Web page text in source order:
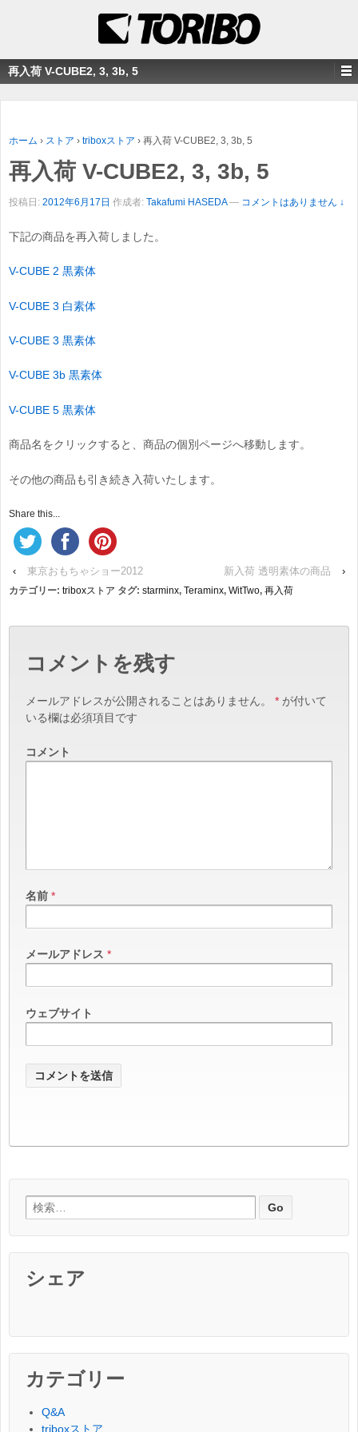
再入荷 V-CUBE2, 3, 3b, 5
ホーム › ストア › triboxストア › 再入荷 V-CUBE2, 3, 3b, 5
再入荷 V-CUBE2, 3, 3b, 5
投稿日: 2012年6月17日 作成者: Takafumi HASEDA — コメントはありません ↓
下記の商品を再入荷しました。
V-CUBE 2 黒素体
V-CUBE 3 白素体
V-CUBE 3 黒素体
V-CUBE 3b 黒素体
V-CUBE 5 黒素体
商品名をクリックすると、商品の個別ページへ移動します。
その他の商品も引き続き入荷いたします。
Share this...
‹ 東京おもちゃショー2012 新入荷 透明素体の商品 ›
カテゴリー: triboxストア タグ: starminx, Teraminx, WitTwo, 再入荷
コメントを残す
メールアドレスが公開されることはありません。 * が付いて
いる欄は必須項目です
コメント
名前 *
メールアドレス *
ウェブサイト
検索:
シェア
カテゴリー
Q&A
triboxストア